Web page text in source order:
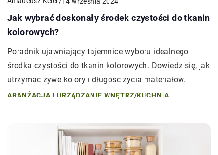
Jak wybrać doskonały środek czystości do tkanin
kolorowych?
Poradnik ujawniający tajemnice wyboru idealnego
środka czystości do tkanin kolorowych. Dowiedz się, jak
utrzymać żywe kolory i długość życia materiałów.
ARANŻACJA I URZĄDZANIE WNĘTRZ/KUCHNIA